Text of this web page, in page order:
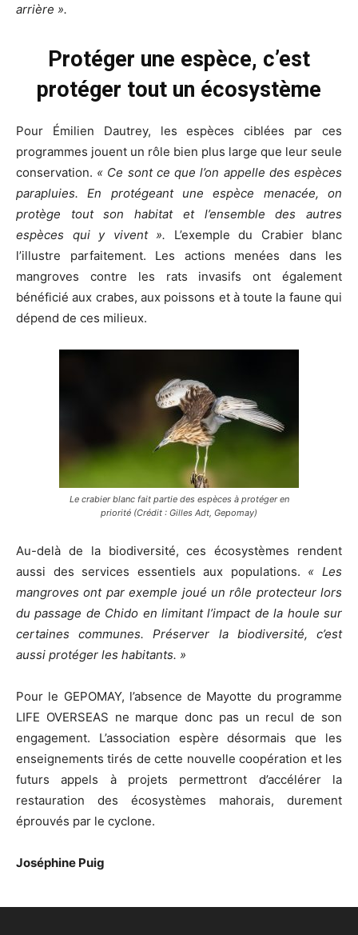
arrière ».
Protéger une espèce, c’est
protéger tout un écosystème
Pour Émilien Dautrey, les espèces ciblées par ces
programmes jouent un rôle bien plus large que leur seule
conservation. « Ce sont ce que l’on appelle des espèces
parapluies. En protégeant une espèce menacée, on
protège tout son habitat et l’ensemble des autres
espèces qui y vivent ». L’exemple du Crabier blanc
l’illustre parfaitement. Les actions menées dans les
mangroves contre les rats invasifs ont également
bénéficié aux crabes, aux poissons et à toute la faune qui
dépend de ces milieux.
Le crabier blanc fait partie des espèces à protéger en
priorité (Crédit : Gilles Adt, Gepomay)
Au-delà de la biodiversité, ces écosystèmes rendent
aussi des services essentiels aux populations. « Les
mangroves ont par exemple joué un rôle protecteur lors
du passage de Chido en limitant l’impact de la houle sur
certaines communes. Préserver la biodiversité, c’est
aussi protéger les habitants. »
Pour le GEPOMAY, l’absence de Mayotte du programme
LIFE OVERSEAS ne marque donc pas un recul de son
engagement. L’association espère désormais que les
enseignements tirés de cette nouvelle coopération et les
futurs appels à projets permettront d’accélérer la
restauration des écosystèmes mahorais, durement
éprouvés par le cyclone.
Joséphine Puig